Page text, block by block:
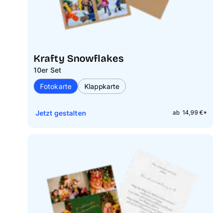
Krafty Snowflakes
10er Set
Fotokarte
Klappkarte
ab 14,99 €*
Jetzt gestalten